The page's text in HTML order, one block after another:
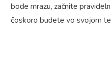
bode mrazu, začnite
čoskoro budete vo svojom